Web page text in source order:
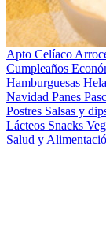
Apto Celíaco
Cumpleaños
Hamburguesas
Navidad Panes
Postres Salsas y
Lácteos Snacks
Salud y